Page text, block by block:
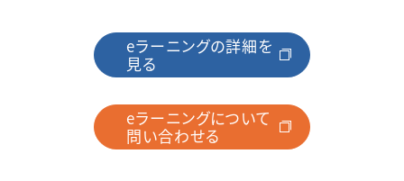
eラーニングの詳細を
見る
eラーニングについて
問い合わせる